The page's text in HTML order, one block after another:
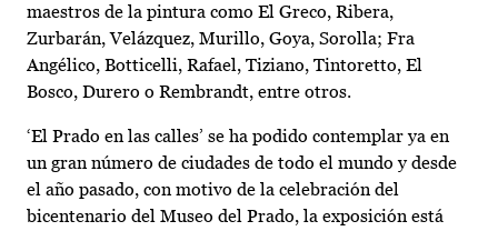
maestros de la pintura como El Greco, Ribera,
Zurbarán, Velázquez, Murillo, Goya, Sorolla; Fra
Angélico, Botticelli, Rafael, Tiziano, Tintoretto, El
Bosco, Durero o Rembrandt, entre otros.
‘El Prado en las calles’ se ha podido contemplar ya en
un gran número de ciudades de todo el mundo y desde
el año pasado, con motivo de la celebración del
bicentenario del Museo del Prado, la exposición está